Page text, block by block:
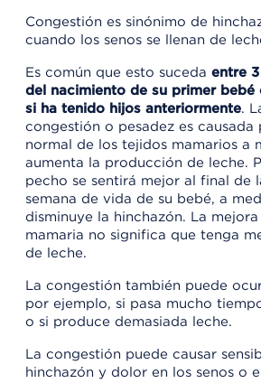
Congestión es sinónimo de
cuando los senos se llenan de
Es común que esto suceda entre
del nacimiento de su primer bebé
si ha tenido hijos anteriormente.
congestión o pesadez es causada
normal de los tejidos mamarios a
aumenta la producción de leche.
pecho se sentirá mejor al final de
semana de vida de su bebé, a
disminuye la hinchazón. La
mamaria no significa que tenga
de leche.
La congestión también puede
por ejemplo, si pasa mucho
o si produce demasiada leche.
La congestión puede causar
hinchazón y dolor en los senos o